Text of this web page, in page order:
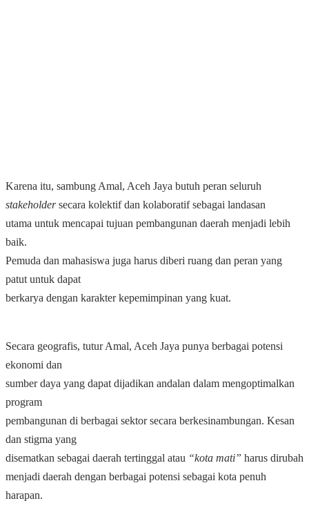
Karena itu, sambung Amal, Aceh Jaya butuh peran seluruh
stakeholdersecara kolektif dan kolaboratif sebagai landasan
utama untuk mencapai tujuan pembangunan daerah menjadi lebih
baik.
Pemuda dan mahasiswa juga harus diberi ruang dan peran yang
patut untuk dapat
berkarya dengan karakter kepemimpinan yang kuat.
Secara geografis, tutur Amal, Aceh Jaya punya berbagai potensi
ekonomi dan
sumber daya yang dapat dijadikan andalan dalam mengoptimalkan
program
pembangunan di berbagai sektor secara berkesinambungan. Kesan
dan stigma yang
disematkan sebagai daerah tertinggal atau “kota mati” harus dirubah
menjadi daerah dengan berbagai potensi sebagai kota penuh
harapan.